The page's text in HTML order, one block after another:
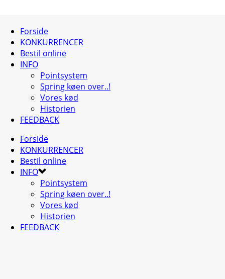
Forside
KONKURRENCER
Bestil online
INFO
Pointsystem
Spring køen over..!
Vores kød
Historien
FEEDBACK
Forside
KONKURRENCER
Bestil online
INFO
Pointsystem
Spring køen over..!
Vores kød
Historien
FEEDBACK